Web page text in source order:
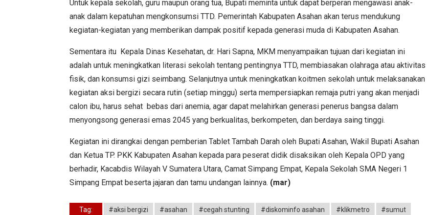
Untuk kepala sekolah, guru maupun orang tua, Bupati meminta untuk dapat berperan mengawasi anak-
anak dalam kepatuhan mengkonsumsi TTD. Pemerintah Kabupaten Asahan akan terus mendukung
kegiatan-kegiatan yang memberikan dampak positif kepada generasi muda di Kabupaten Asahan.
Sementara itu Kepala Dinas Kesehatan, dr. Hari Sapna, MKM menyampaikan tujuan dari kegiatan ini
adalah untuk meningkatkan literasi sekolah tentang pentingnya TTD, membiasakan olahraga atau aktivitas
fisik, dan konsumsi gizi seimbang. Selanjutnya untuk meningkatkan koitmen sekolah untuk melaksanakan
kegiatan aksi bergizi secara rutin (setiap minggu) serta mempersiapkan remaja putri yang akan menjadi
calon ibu, harus sehat bebas dari anemia, agar dapat melahirkan generasi penerus bangsa dalam
menyongsong generasi emas 2045 yang berkualitas, berkompeten, dan berdaya saing tinggi.
Kegiatan ini dirangkai dengan pemberian Tablet Tambah Darah oleh Bupati Asahan, Wakil Bupati Asahan
dan Ketua TP. PKK Kabupaten Asahan kepada para peserat didik disaksikan oleh Kepala OPD yang
berhadir, Kacabdis Wilayah V Sumatera Utara, Camat Simpang Empat, Kepala Sekolah SMA Negeri 1
Simpang Empat beserta jajaran dan tamu undangan lainnya. (mar)
Tag: #aksi bergizi #asahan #cegah stunting #diskominfo asahan #klikmetro
#sumut